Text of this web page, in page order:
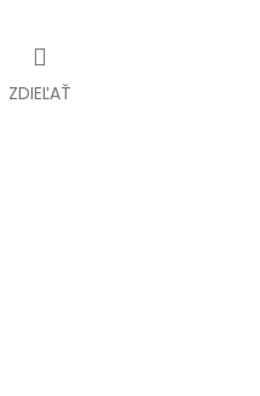
ZDIEĽAŤ